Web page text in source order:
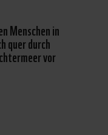
Menschen in
quer durch
vor